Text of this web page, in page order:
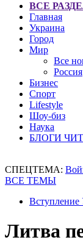
ВСЕ
Главная
Украина
Город
Мир
Все
Россия
Бизнес
Спорт
Lifestyle
Шоу-биз
Наука
БЛОГИ
СПЕЦТЕМА:
ВСЕ ТЕМЫ
Литва